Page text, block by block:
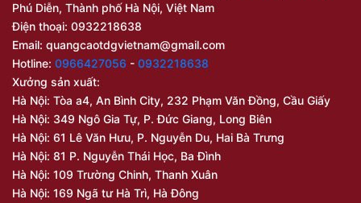
Phú Diễn, Thành phố Hà Nội, Việt Nam
Điện thoại: 0932218638
Email: quangcaotdgvietnam@gmail.com
Hotline: 0966427056 - 0932218638
Xưởng sản xuất:
Hà Nội: Tòa a4, An Bình City, 232 Phạm Văn Đồng, Cầu Giấy
Hà Nội: 349 Ngô Gia Tự, P. Đức Giang, Long Biên
Hà Nội: 61 Lê Văn Hưu, P. Nguyễn Du, Hai Bà Trưng
Hà Nội: 81 P. Nguyễn Thái Học, Ba Đình
Hà Nội: 109 Trường Chinh, Thanh Xuân
Hà Nội: 169 Ngã tư Hà Trì, Hà Đông